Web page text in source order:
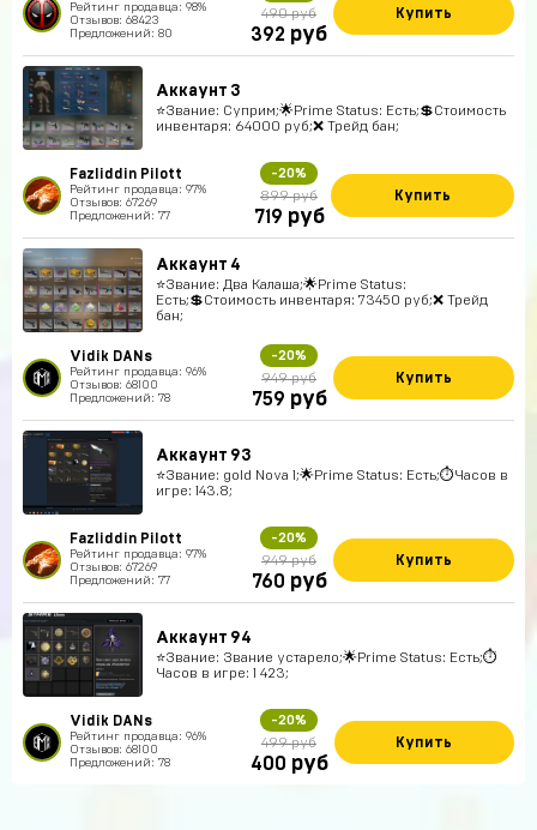
Рейтинг продавца: 98%
Отзывов: 68423
Предложений: 80
490 руб
392 руб
Купить
Аккаунт 3
⭐️Звание: Суприм;🌟Prime Status: Есть;💲Стоимость
инвентаря: 64000 руб;❌ Трейд бан;
Fazliddin Pilott
Рейтинг продавца: 97%
Отзывов: 67269
Предложений: 77
-20%
899 руб
719 руб
Купить
Аккаунт 4
⭐️Звание: Два Калаша;🌟Prime Status:
Есть;💲Стоимость инвентаря: 73450 руб;❌ Трейд
бан;
Vidik DANs
Рейтинг продавца: 96%
Отзывов: 68100
Предложений: 78
-20%
949 руб
759 руб
Купить
Аккаунт 93
⭐️Звание: gold Nova 1;🌟Prime Status: Есть;⏱Часов в
игре: 143.8;
Fazliddin Pilott
Рейтинг продавца: 97%
Отзывов: 67269
Предложений: 77
-20%
949 руб
760 руб
Купить
Аккаунт 94
⭐️Звание: Звание устарело;🌟Prime Status: Есть;⏱
Часов в игре: 1 423;
Vidik DANs
Рейтинг продавца: 96%
Отзывов: 68100
Предложений: 78
-20%
499 руб
400 руб
Купить